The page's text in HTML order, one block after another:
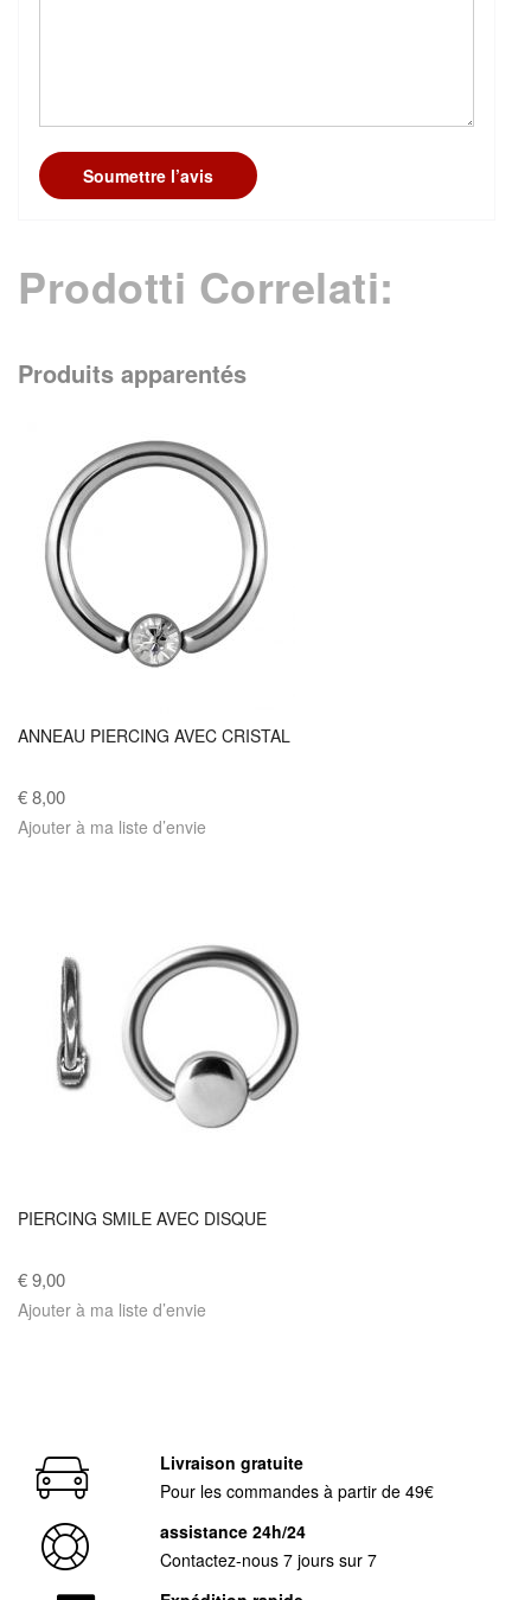
Soumettre l’avis
Prodotti Correlati:
Produits apparentés
ANNEAU PIERCING AVEC CRISTAL
€ 8,00
Ajouter à ma liste d’envie
PIERCING SMILE AVEC DISQUE
€ 9,00
Ajouter à ma liste d’envie
Livraison gratuite
Pour les commandes à partir de 49€
assistance 24h/24
Contactez-nous 7 jours sur 7